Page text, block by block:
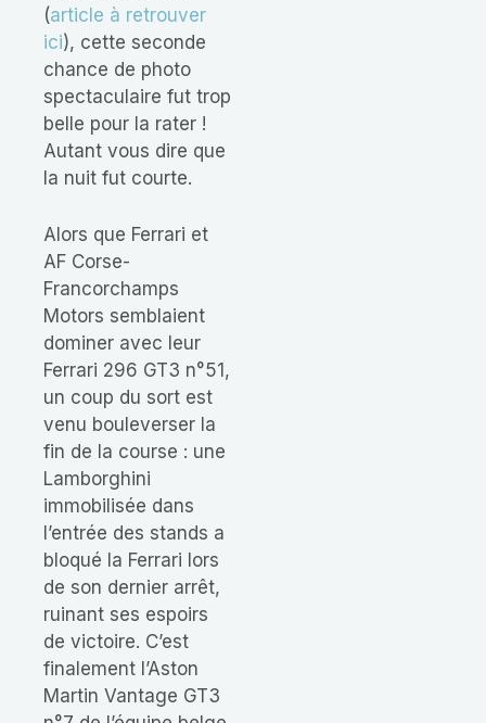
(article à retrouver
ici), cette seconde
chance de photo
spectaculaire fut trop
belle pour la rater !
Autant vous dire que
la nuit fut courte.
Alors que Ferrari et
AF Corse-
Francorchamps
Motors semblaient
dominer avec leur
Ferrari 296 GT3 n°51,
un coup du sort est
venu bouleverser la
fin de la course : une
Lamborghini
immobilisée dans
l’entrée des stands a
bloqué la Ferrari lors
de son dernier arrêt,
ruinant ses espoirs
de victoire. C’est
finalement l’Aston
Martin Vantage GT3